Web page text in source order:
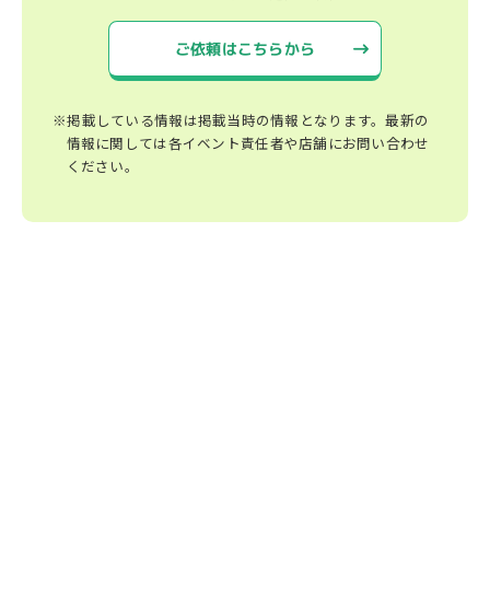
ご依頼はこちらから
※掲載している情報は掲載当時の情報となります。最新の
情報に関しては各イベント責任者や店舗にお問い合わせ
ください。